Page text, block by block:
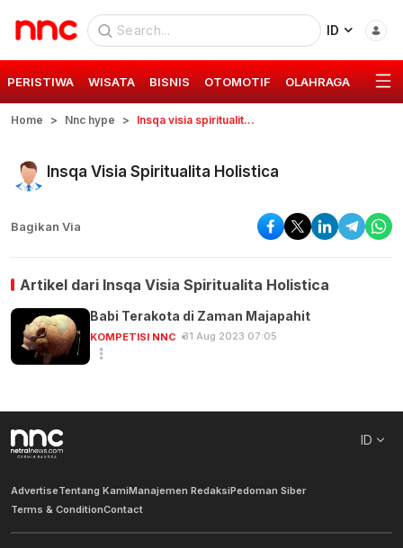
ID
PERISTIWA WISATA BISNIS OTOMOTIF OLAHRAGA GAYA
Home Nnc hype Insqa visia spiritualita holistica
Insqa Visia Spiritualita Holistica
Bagikan Via
Artikel dari Insqa Visia Spiritualita Holistica
Babi Terakota di Zaman Majapahit
KOMPETISI NNC 31 Aug 2023 07:05
ID
AdvertiseTentang KamiManajemen RedaksiPedoman Siber
Terms & ConditionContact